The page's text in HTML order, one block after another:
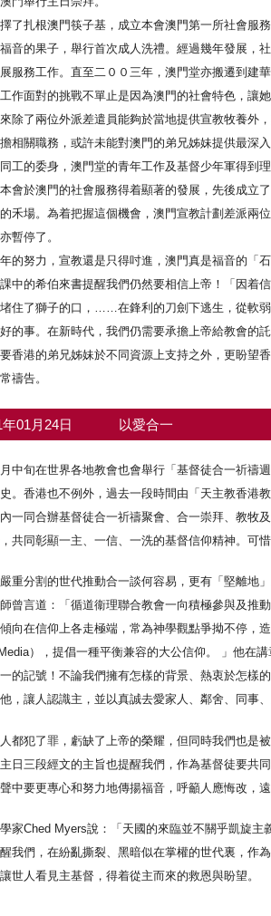
了扎根澳門筷子基，成立本會澳門第一所社會服
音的果子，舉行首次成人洗禮。經過幾年發展，
服務工作。直至二００三年，澳門堂亦搬遷到建
作面對的挑戰不單止是因為澳門的社會特色，讓
除了兩位外派差遣員能夠於當地提供宣教牧養外
相關職務，或許未能對澳門的弟兄姊妹提供最深
工的委身，澳門堂的青年工作及基督少年軍得到理
會於澳門的社會服務得着顯著的發展，先後成立
禾場。為着把握這個機會，澳門宣教計劃差派兩
暫停了。
的努力，宣教還是只得吋進，澳門真是福音的「
中的希伯來書提醒我們仍然要相信上帝！「因
住了獅子的口，……在鋒利的刀劍下逃生，從軟
的事。在新時代，我們仍需要承擔上帝給教會的
香港的弟兄姊妹於不同資源上支持之外，更盼望
禱告。
年01月24日 以愛合一
中旬在世界各地教會也會舉行「基督徒合一祈禱
。香港也不例外，過去一段時間由「天主教香港
一同合辦基督徒合一祈禱聚會、合一崇拜、教牧
共同彰顯一主、一信、一洗的基督信仰精神。可
重分割的世代推動合一談何容易，更有「堅離地
曾言道：「循道衞理聯合教會一向積極參與及推
向在信仰上各走極端，常為神學觀點爭拗不停，
Media），提倡一種平衡兼容的大公信仰。 」他在
的記號！不論我們擁有怎樣的背景、熱衷於怎樣
，讓人認識主，並以真誠去愛家人、鄰舍、同事
都犯了罪，虧缺了上帝的榮耀，但同時我們也是
日三段經文的主旨也提醒我們，作為基督徒要共
中要更專心和努力地傳揚福音，呼籲人應悔改，遠
家Ched Myers說：「天國的來臨並不關乎凱旋
我們，在紛亂撕裂、黑暗似在掌權的世代裏，作
世人看見主基督，得着從主而來的救恩與盼望。